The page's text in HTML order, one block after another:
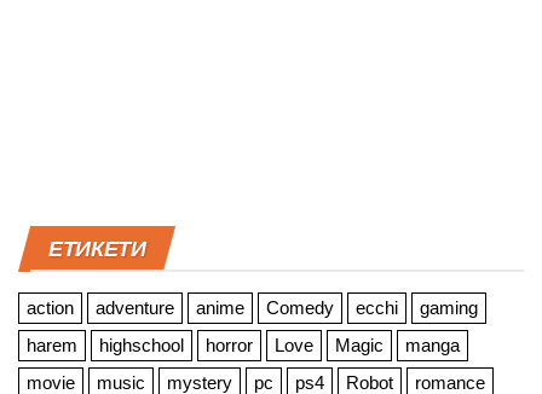
ЕТИКЕТИ
action adventure anime Comedy ecchi
gaming
harem
highschool horror Love Magic
manga
movie
music mystery pc ps4 Robot romance